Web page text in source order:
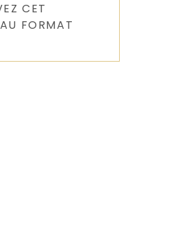
CET
FORMAT